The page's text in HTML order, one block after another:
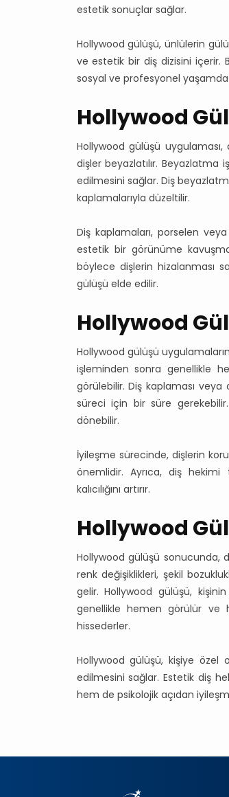
estetik sonuçlar sağlar.
Hollywood gülüşü, ünlülerin
ve estetik bir diş dizisini içerir.
sosyal ve profesyonel
Hollywood
Hollywood gülüşü
dişler beyazlatılır.
edilmesini sağlar. Diş
kaplamalarıyla düzeltilir.
Diş kaplamaları, porselen
estetik bir görünüme
böylece dişlerin hizalanması
gülüşü elde edilir.
Hollywood
Hollywood gülüşü
işleminden sonra genellikle
görülebilir. Diş kaplaması
süreci için bir süre
dönebilir.
İyileşme sürecinde, dişlerin
önemlidir. Ayrıca, diş hekimi
kalıcılığını artırır.
Hollywood
Hollywood gülüşü sonucunda,
renk değişiklikleri, şekil
gelir. Hollywood gülüşü,
genellikle hemen görülür ve
hissederler.
Hollywood gülüşü, kişiye
edilmesini sağlar. Estetik diş
hem de psikolojik açıdan